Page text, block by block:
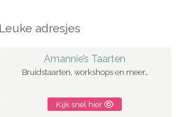
Leuke adresjes
Amannie’s Taarten
Bruidstaarten, workshops en meer…
Kijk snel hier